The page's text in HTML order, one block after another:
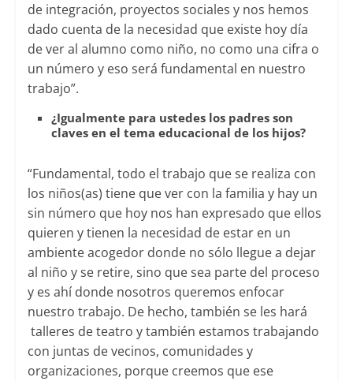
de integración, proyectos sociales y nos hemos
dado cuenta de la necesidad que existe hoy día
de ver al alumno como niño, no como una cifra o
un número y eso será fundamental en nuestro
trabajo”.
¿Igualmente para ustedes los padres son
claves en el tema educacional de los hijos?
“Fundamental, todo el trabajo que se realiza con
los niños(as) tiene que ver con la familia y hay un
sin número que hoy nos han expresado que ellos
quieren y tienen la necesidad de estar en un
ambiente acogedor donde no sólo llegue a dejar
al niño y se retire, sino que sea parte del proceso
y es ahí donde nosotros queremos enfocar
nuestro trabajo. De hecho, también se les hará
talleres de teatro y también estamos trabajando
con juntas de vecinos, comunidades y
organizaciones, porque creemos que ese